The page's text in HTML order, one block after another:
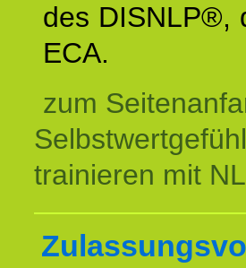
des DISNLP®,
ECA.
zum
trainieren mit